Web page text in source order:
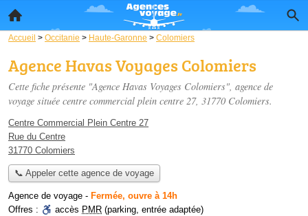
Accueil > Occitanie > Haute-Garonne > Colomiers
Agence Havas Voyages Colomiers
Cette fiche présente "Agence Havas Voyages Colomiers", agence de
voyage située centre commercial plein centre 27, 31770 Colomiers.
Centre Commercial Plein Centre 27
Rue du Centre
31770 Colomiers
📞 Appeler cette agence de voyage
Agence de voyage - Fermée, ouvre à 14h
Offres :
accès PMR (parking, entrée adaptée)